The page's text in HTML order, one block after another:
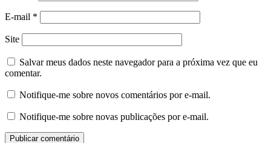
E-mail *
Site
Salvar meus dados neste navegador para a próxima vez que eu
comentar.
Notifique-me sobre novos comentários por e-mail.
Notifique-me sobre novas publicações por e-mail.